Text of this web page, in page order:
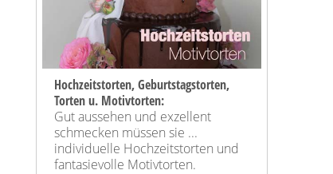
Hochzeitstorten, Geburtstagstorten,
Torten u. Motivtorten:
Gut aussehen und exzellent
schmecken müssen sie ...
individuelle Hochzeitstorten und
fantasievolle Motivtorten.